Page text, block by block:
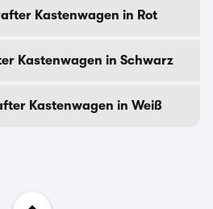
Kastenwagen in Rot
Kastenwagen in Schwarz
Kastenwagen in Weiß